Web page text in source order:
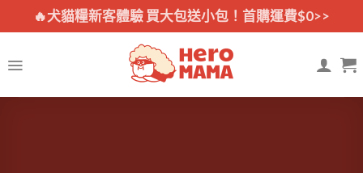
🔥犬貓糧新客體驗 買大包送小包！首購運費$0>>